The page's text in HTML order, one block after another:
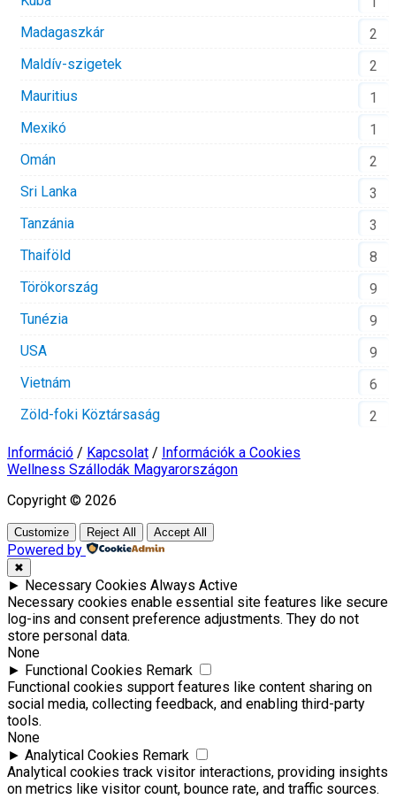
Madagaszkár
2
Maldív-szigetek
2
Mauritius
1
Mexikó
1
Omán
2
Sri Lanka
3
Tanzánia
3
Thaiföld
8
Törökország
9
Tunézia
9
USA
9
Vietnám
6
Zöld-foki Köztársaság
2
Információ / Kapcsolat / Információk a Cookies
Wellness Szállodák Magyarországon
Copyright © 2026
Customize Reject All Accept All
Powered by
✖
► Necessary Cookies Always Active
Necessary cookies enable essential site features like secure
log-ins and consent preference adjustments. They do not
store personal data.
None
► Functional Cookies Remark
Functional cookies support features like content sharing on
social media, collecting feedback, and enabling third-party
tools.
None
► Analytical Cookies Remark
Analytical cookies track visitor interactions, providing insights
on metrics like visitor count, bounce rate, and traffic sources.